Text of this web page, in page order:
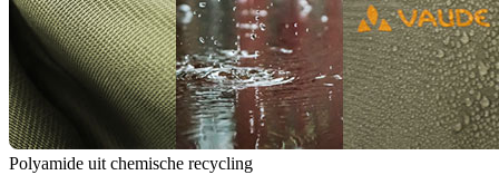
Polyamide uit chemische recycling